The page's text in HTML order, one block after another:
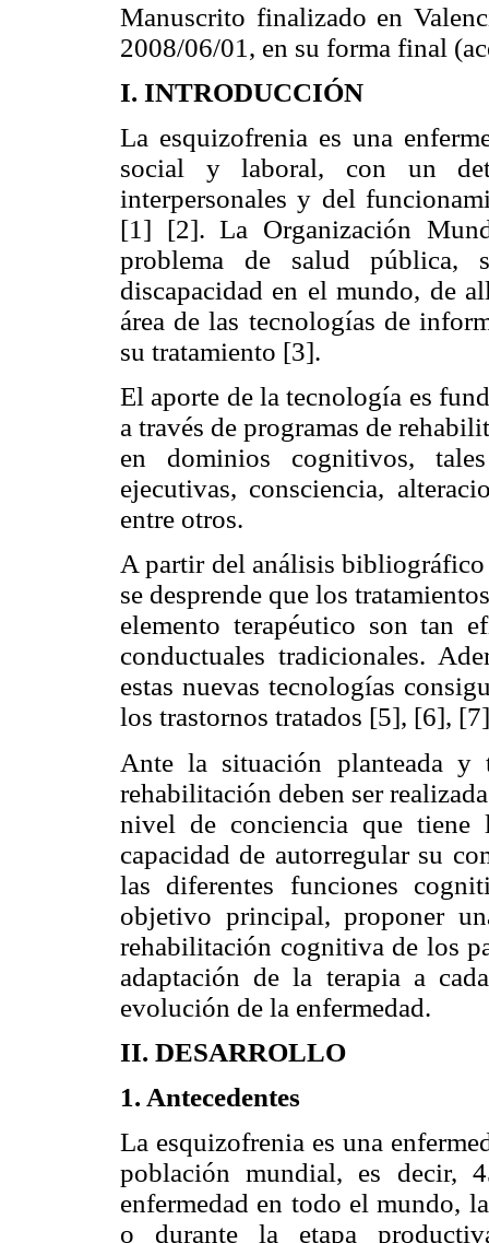
Manuscrito finalizado en
2008/06/01, en su forma final
I. INTRODUCCIÓN
La esquizofrenia es una
social y laboral, con un
interpersonales y del
[1] [2]. La Organización
problema de salud pública,
discapacidad en el mundo, de
área de las tecnologías de
su tratamiento [3].
El aporte de la tecnología es
a través de programas de
en dominios cognitivos,
ejecutivas, consciencia,
entre otros.
A partir del análisis
se desprende que los
elemento terapéutico son tan
conductuales tradicionales.
estas nuevas tecnologías
los trastornos tratados [5], [6],
Ante la situación planteada y
rehabilitación deben ser
nivel de conciencia que tiene
capacidad de autorregular su
las diferentes funciones
objetivo principal, proponer
rehabilitación cognitiva de los
adaptación de la terapia a
evolución de la enfermedad.
II. DESARROLLO
1. Antecedentes
La esquizofrenia es una
población mundial, es decir,
enfermedad en todo el mundo,
o durante la etapa